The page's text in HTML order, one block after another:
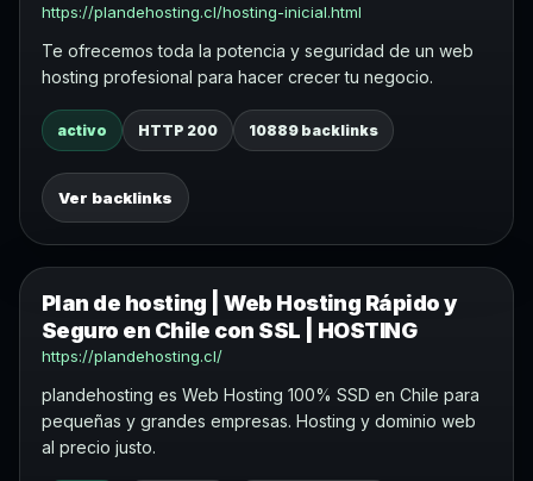
https://plandehosting.cl/hosting-inicial.html
Te ofrecemos toda la potencia y seguridad de un web
hosting profesional para hacer crecer tu negocio.
activo HTTP 200 10889 backlinks
Ver backlinks
Plan de hosting | Web Hosting Rápido y
Seguro en Chile con SSL | HOSTING
https://plandehosting.cl/
plandehosting es Web Hosting 100% SSD en Chile para
pequeñas y grandes empresas. Hosting y dominio web
al precio justo.